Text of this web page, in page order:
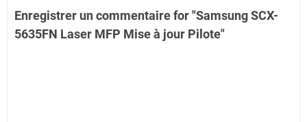
Enregistrer un commentaire for "Samsung SCX-
5635FN Laser MFP Mise à jour Pilote"